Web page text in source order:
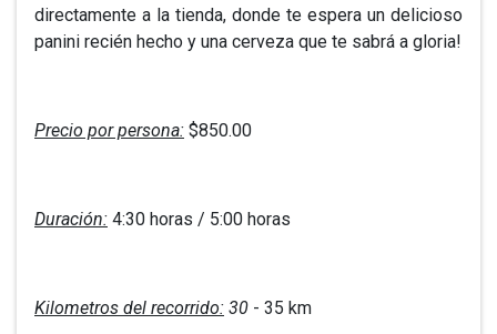
directamente a la tienda, donde te espera un delicioso
panini recién hecho y una cerveza que te sabrá a gloria!
Precio por persona: $850.00
Duración: 4:30 horas / 5:00 horas
Kilometros del recorrido: 30 - 35 km